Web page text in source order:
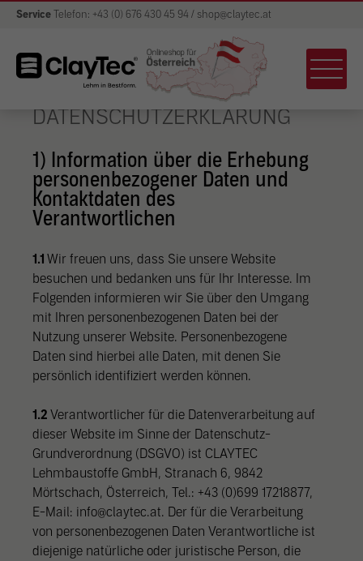
Service Telefon: +43 (0) 676 430 45 94 / shop@claytec.at
DATENSCHUTZERKLÄRUNG
1) Information über die Erhebung
personenbezogener Daten und
Kontaktdaten des
Verantwortlichen
1.1 Wir freuen uns, dass Sie unsere Website
besuchen und bedanken uns für Ihr Interesse. Im
Folgenden informieren wir Sie über den Umgang
mit Ihren personenbezogenen Daten bei der
Nutzung unserer Website. Personenbezogene
Daten sind hierbei alle Daten, mit denen Sie
persönlich identifiziert werden können.
1.2 Verantwortlicher für die Datenverarbeitung auf
dieser Website im Sinne der Datenschutz-
Grundverordnung (DSGVO) ist CLAYTEC
Lehmbaustoffe GmbH, Stranach 6, 9842
Mörtschach, Österreich, Tel.: +43 (0)699 17218877,
E-Mail: info@claytec.at. Der für die Verarbeitung
von personenbezogenen Daten Verantwortliche ist
diejenige natürliche oder juristische Person, die